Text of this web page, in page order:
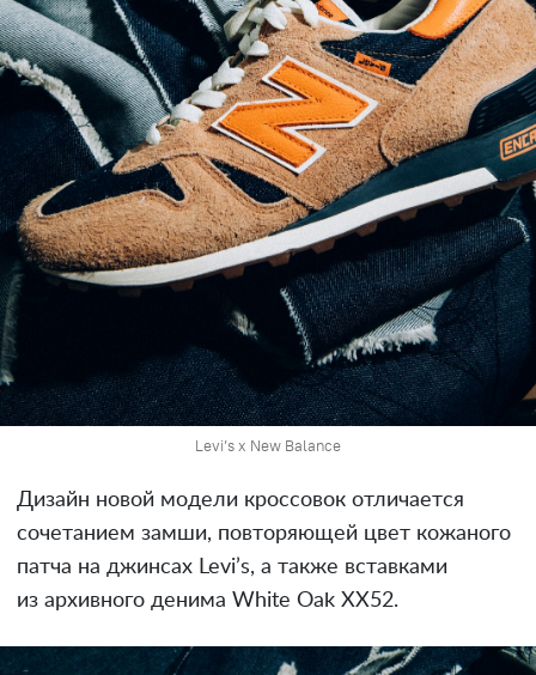
Levi’s x New Balance
Дизайн новой модели кроссовок отличается
сочетанием замши, повторяющей цвет кожаного
патча на джинсах Levi’s, а также вставками
из архивного денима White Oak XX52.